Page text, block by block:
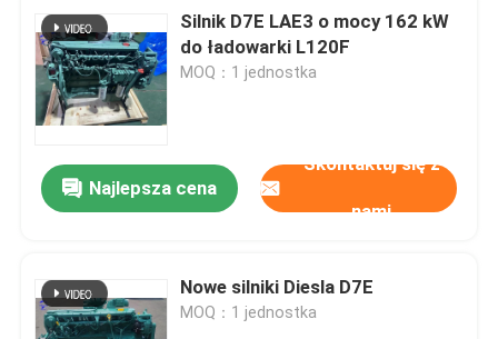
Skontaktuj się z nami
Poprosić o wycenę
Silnik DEUTZ
Silnik CUMMINS
Silnik D7E LAE3 o mocy 162 kW
do ładowarki L120F
MOQ：1 jednostka
Najlepsza cena
Skontaktuj się z
nami
Nowe silniki Diesla D7E
MOQ：1 jednostka